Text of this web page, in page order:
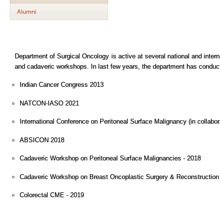
Alumni
Department of Surgical Oncology is active at several national and
and cadaveric workshops. In last few years, the department has
Indian Cancer Congress 2013
NATCON-IASO 2021
International Conference on Peritoneal Surface Malignancy (in
ABSICON 2018
Cadaveric Workshop on Peritoneal Surface Malignancies - 2018
Cadaveric Workshop on Breast Oncoplastic Surgery &
Colorectal CME - 2019